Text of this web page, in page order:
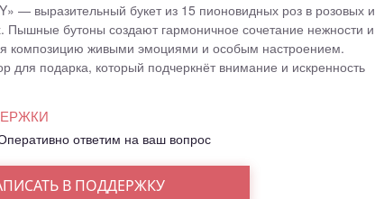
— выразительный букет из 15 пионовидных роз в розовых и
Пышные бутоны создают гармоничное сочетание нежности и
композицию живыми эмоциями и особым настроением.
для подарка, который подчеркнёт внимание и искренность
ответим на ваш вопрос
В ПОДДЕРЖКУ